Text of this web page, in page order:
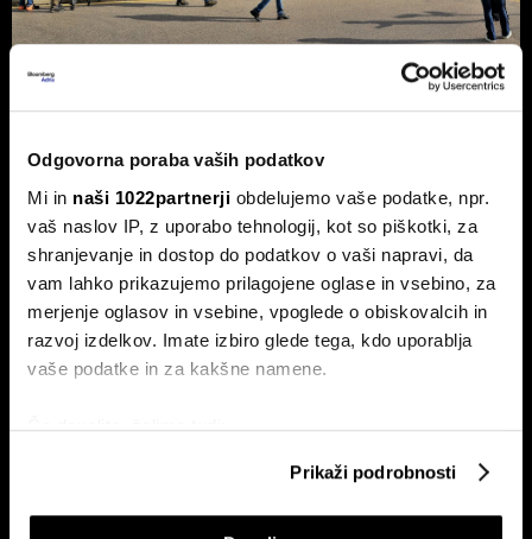
Odgovorna poraba vaših podatkov
Mi in naši 1022partnerji obdelujemo vaše podatke, npr.
vaš naslov IP, z uporabo tehnologij, kot so piškotki, za
shranjevanje in dostop do podatkov o vaši napravi, da
vam lahko prikazujemo prilagojene oglase in vsebino, za
merjenje oglasov in vsebine, vpoglede o obiskovalcih in
razvoj izdelkov. Imate izbiro glede tega, kdo uporablja
vaše podatke in za kakšne namene.
Če dovolite, želimo tudi:
Zbirati informacije o vaši geografski lokaciji, ki so
Identificirati napravo z aktivnim preverjanjem
Prikaži podrobnosti
NEK predvidoma jutri v zmanjšanje
delovanja, lahko sledi ustavitev - kaj
pravi Gorazd Pfeifer, NEK
Slovenska nuklearka predvidoma jutri ponoči v zmanjšanje
delovanja, v naslednjih treh ali štirih dneh pa bodo po vsej
verjetnosti reaktor morali ustaviti.
konkurence
"Čas za spremembe v podjetjih